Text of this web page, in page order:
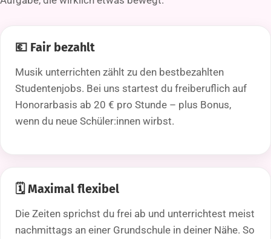
💶 Fair bezahlt
Musik unterrichten zählt zu den bestbezahlten
Studentenjobs. Bei uns startest du freiberuflich auf
Honorarbasis ab 20 € pro Stunde – plus Bonus,
wenn du neue Schüler:innen wirbst.
🗓️ Maximal flexibel
Die Zeiten sprichst du frei ab und unterrichtest meist
nachmittags an einer Grundschule in deiner Nähe. So